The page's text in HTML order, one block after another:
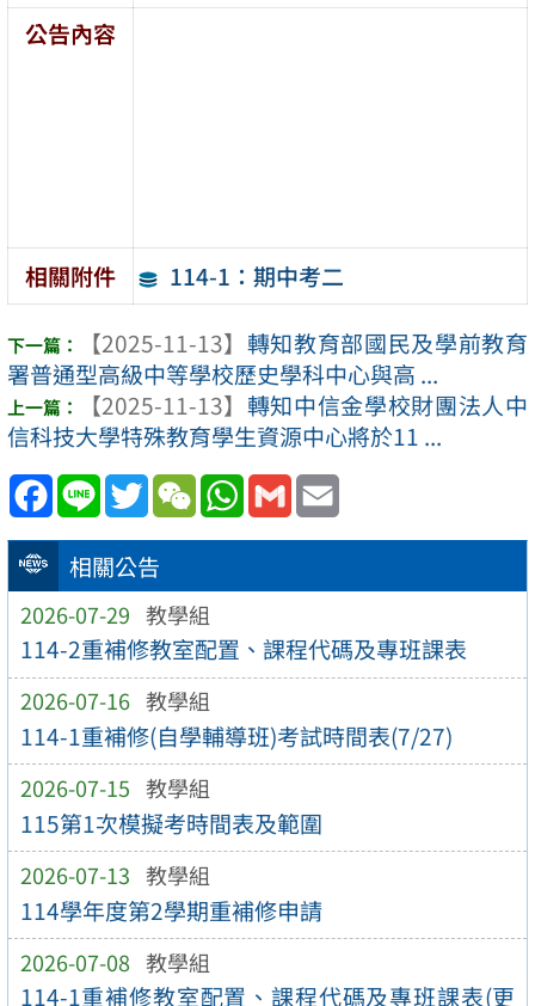
相關公告
2026-07-29 教學組
114-2重補修教室配置、課程代碼及專班課表
2026-07-16 教學組
114-1重補修(自學輔導班)考試時間表(7/27)
2026-07-15 教學組
115第1次模擬考時間表及範圍
2026-07-13 教學組
114學年度第2學期重補修申請
2026-07-08 教學組
114-1重補修教室配置、課程代碼及專班課表(更
公告內容
相關附件 114-1：期中考二
【2025-11-13】 轉知教育部國民及學前教育
署普通型高級中等學校歷史學科中心與高 ...
【2025-11-13】 轉知中信金學校財團法人中
信科技大學特殊教育學生資源中心將於11 ...
Facebook
Line TwitterWeChatWhatsApp
Gmail